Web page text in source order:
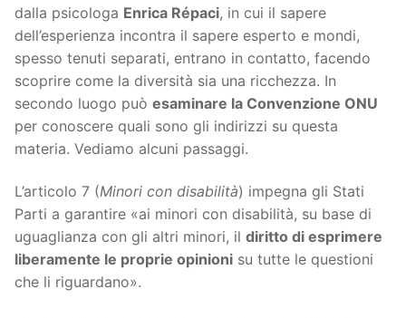
dalla psicologa Enrica Répaci, in cui il sapere
dell’esperienza incontra il sapere esperto e mondi,
spesso tenuti separati, entrano in contatto, facendo
scoprire come la diversità sia una ricchezza. In
secondo luogo può esaminare la Convenzione ONU
per conoscere quali sono gli indirizzi su questa
materia. Vediamo alcuni passaggi.
L’articolo 7 (Minori con disabilità) impegna gli Stati
Parti a garantire «ai minori con disabilità, su base di
uguaglianza con gli altri minori, il diritto di esprimere
liberamente le proprie opinioni su tutte le questioni
che li riguardano».